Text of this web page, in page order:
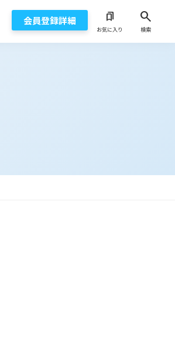
会員登録詳細 bookmarks
お気に入り
search
検索